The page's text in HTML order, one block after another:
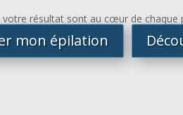
résultat sont au cœur de chaque
mon épilation